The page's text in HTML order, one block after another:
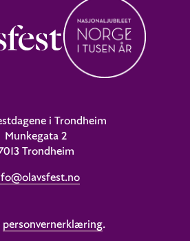
i Trondheim
Munkegata 2
Trondheim
personvernerklæring.